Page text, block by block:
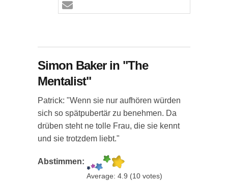
Simon Baker in "The
Mentalist"
Patrick: "Wenn sie nur aufhören würden
sich so spätpubertär zu benehmen. Da
drüben steht ne tolle Frau, die sie kennt
und sie trotzdem liebt."
Abstimmen:
Average: 4.9 (10 votes)